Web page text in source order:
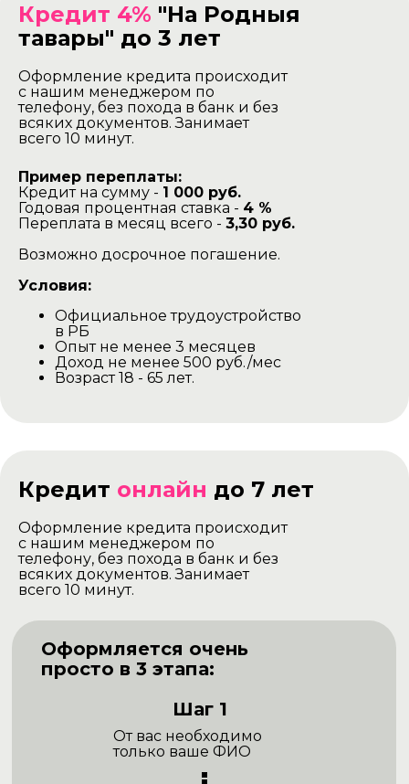
Кредит онлайн до 7 лет
Оформляется очень
просто в 3 этапа:
Шаг 1
От вас необходимо
только ваше ФИО
Оформление кредита происходит
с нашим менеджером по
телефону, без похода в банк и без
всяких документов. Занимает
всего 10 минут.
Кредит 4% "На Родныя
тавары" до 3 лет
Оформление кредита происходит
с нашим менеджером по
телефону, без похода в банк и без
всяких документов. Занимает
всего 10 минут.
Пример переплаты:
Кредит на сумму - 1 000 руб.
Годовая процентная ставка - 4 %
Переплата в месяц всего - 3,30 руб.
Возможно досрочное погашение.
Условия:
Официальное трудоустройство
в РБ
Опыт не менее 3 месяцев
Доход не менее 500 руб./мес
Возраст 18 - 65 лет.